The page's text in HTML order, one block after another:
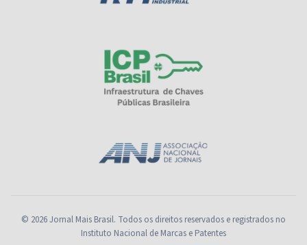
© 2026 Jornal Mais Brasil. Todos os direitos reservados e registrados no
Instituto Nacional de Marcas e Patentes